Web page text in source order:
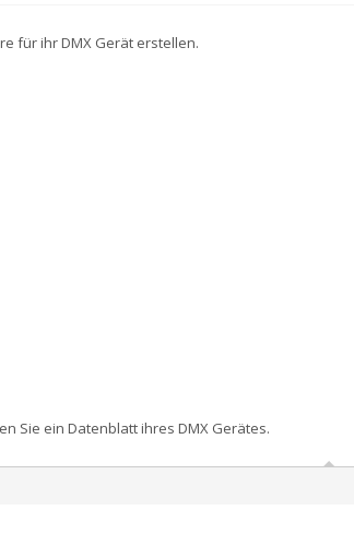
für ihr DMX Gerät erstellen.
Sie ein Datenblatt ihres DMX Gerätes.